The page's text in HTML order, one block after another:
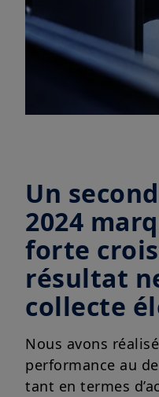
Un
2024
forte
résultat
collecte
Nous avons
performance au
tant en termes